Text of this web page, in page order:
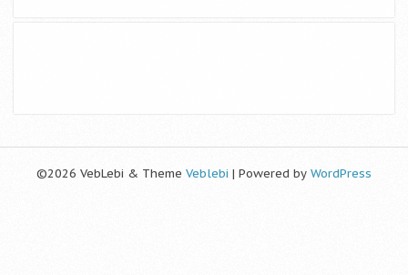
©2026 VebLebi & Theme Veblebi | Powered by WordPress